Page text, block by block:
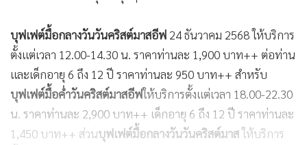
บุฟเฟต์มื้อกลางวันวันคริสต์มาสอีฟ 24 ธันวาคม 2568 ให้บริการ
ตั้งแต่เวลา 12.00-14.30 น. ราคาท่านละ 1,900 บาท++ ต่อท่าน
และเด็กอายุ 6 ถึง 12 ปี ราคาท่านละ 950 บาท++ สำหรับ
บุฟเฟต์มื้อค่ำวันคริสต์มาสอีฟให้บริการตั้งแต่เวลา 18.00-22.30
น. ราคาท่านละ 2,900 บาท++ เด็กอายุ 6 ถึง 12 ปี ราคาท่านละ
1,450 บาท++ ส่วนบุฟเฟต์มื้อกลางวันวันคริสต์มาสให้บริการ